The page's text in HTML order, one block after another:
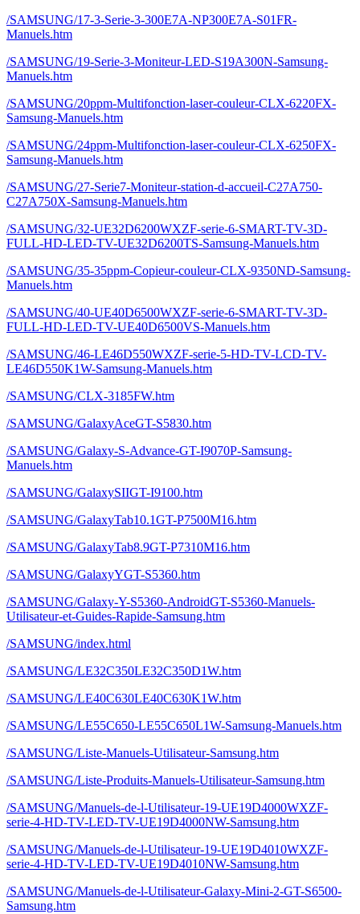
/SAMSUNG/17-3-Serie-3-300E7A-NP300E7A-S01FR-
Manuels.htm
/SAMSUNG/19-Serie-3-Moniteur-LED-S19A300N-Samsung-
Manuels.htm
/SAMSUNG/20ppm-Multifonction-laser-couleur-CLX-6220FX-
Samsung-Manuels.htm
/SAMSUNG/24ppm-Multifonction-laser-couleur-CLX-6250FX-
Samsung-Manuels.htm
/SAMSUNG/27-Serie7-Moniteur-station-d-accueil-C27A750-
C27A750X-Samsung-Manuels.htm
/SAMSUNG/32-UE32D6200WXZF-serie-6-SMART-TV-3D-
FULL-HD-LED-TV-UE32D6200TS-Samsung-Manuels.htm
/SAMSUNG/35-35ppm-Copieur-couleur-CLX-9350ND-Samsung-
Manuels.htm
/SAMSUNG/40-UE40D6500WXZF-serie-6-SMART-TV-3D-
FULL-HD-LED-TV-UE40D6500VS-Manuels.htm
/SAMSUNG/46-LE46D550WXZF-serie-5-HD-TV-LCD-TV-
LE46D550K1W-Samsung-Manuels.htm
/SAMSUNG/CLX-3185FW.htm
/SAMSUNG/GalaxyAceGT-S5830.htm
/SAMSUNG/Galaxy-S-Advance-GT-I9070P-Samsung-
Manuels.htm
/SAMSUNG/GalaxySIIGT-I9100.htm
/SAMSUNG/GalaxyTab10.1GT-P7500M16.htm
/SAMSUNG/GalaxyTab8.9GT-P7310M16.htm
/SAMSUNG/GalaxyYGT-S5360.htm
/SAMSUNG/Galaxy-Y-S5360-AndroidGT-S5360-Manuels-
Utilisateur-et-Guides-Rapide-Samsung.htm
/SAMSUNG/index.html
/SAMSUNG/LE32C350LE32C350D1W.htm
/SAMSUNG/LE40C630LE40C630K1W.htm
/SAMSUNG/LE55C650-LE55C650L1W-Samsung-Manuels.htm
/SAMSUNG/Liste-Manuels-Utilisateur-Samsung.htm
/SAMSUNG/Liste-Produits-Manuels-Utilisateur-Samsung.htm
/SAMSUNG/Manuels-de-l-Utilisateur-19-UE19D4000WXZF-
serie-4-HD-TV-LED-TV-UE19D4000NW-Samsung.htm
/SAMSUNG/Manuels-de-l-Utilisateur-19-UE19D4010WXZF-
serie-4-HD-TV-LED-TV-UE19D4010NW-Samsung.htm
/SAMSUNG/Manuels-de-l-Utilisateur-Galaxy-Mini-2-GT-S6500-
Samsung.htm